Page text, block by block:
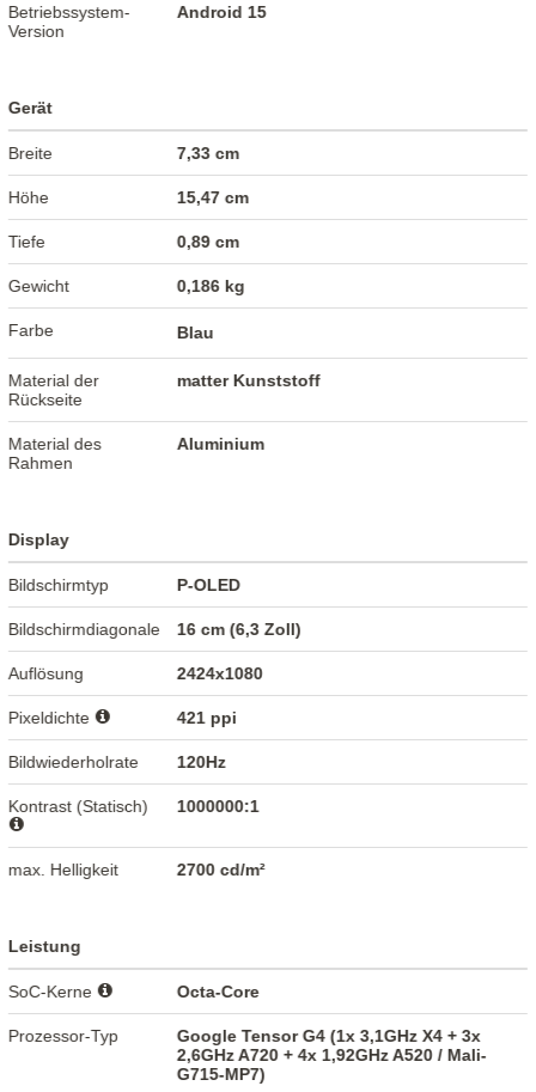
Betriebssystem-
Version
Android 15
Gerät
Breite 7,33 cm
Höhe 15,47 cm
Tiefe 0,89 cm
Gewicht 0,186 kg
Farbe Blau
Material der
Rückseite
matter Kunststoff
Material des
Rahmen
Aluminium
Display
Bildschirmtyp P-OLED
Bildschirmdiagonale 16 cm (6,3 Zoll)
Auflösung 2424x1080
Pixeldichte 421 ppi
Bildwiederholrate 120Hz
Kontrast (Statisch) 1000000:1
max. Helligkeit 2700 cd/m²
Leistung
SoC-Kerne Octa-Core
Prozessor-Typ
Google Tensor G4 (1x 3,1GHz X4 + 3x
2,6GHz A720 + 4x 1,92GHz A520 / Mali-
G715-MP7)